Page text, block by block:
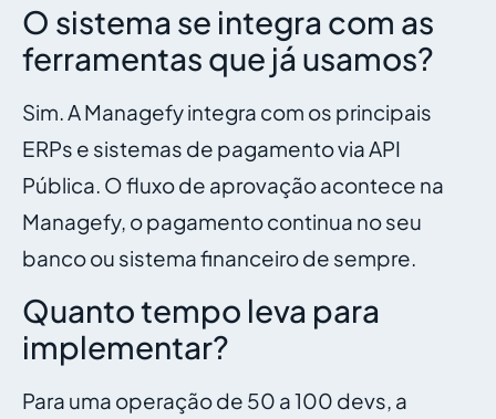
O sistema se integra com as
ferramentas que já usamos?
Sim. A Managefy integra com os principais
ERPs e sistemas de pagamento via API
Pública. O fluxo de aprovação acontece na
Managefy, o pagamento continua no seu
banco ou sistema financeiro de sempre.
Quanto tempo leva para
implementar?
Para uma operação de 50 a 100 devs, a